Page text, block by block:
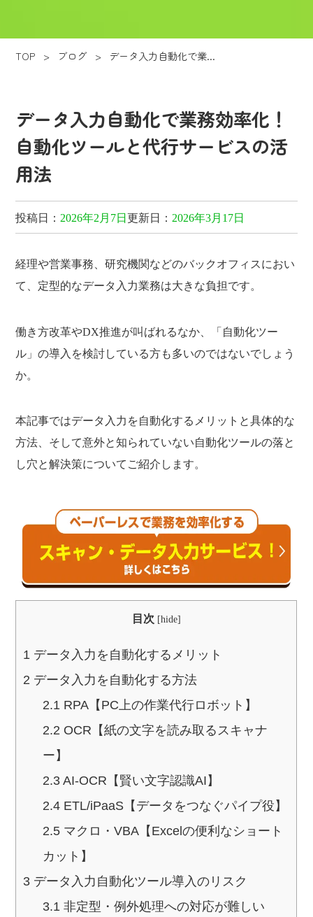
TOP > ブログ > データ入力自動化で業...
データ入力自動化で業務効率化！
自動化ツールと代行サービスの活
用法
投稿日： 2026年2月7日更新日： 2026年3月17日
経理や営業事務、研究機関などのバックオフィスにおい
て、定型的なデータ入力業務は大きな負担です。
働き方改革やDX推進が叫ばれるなか、「自動化ツー
ル」の導入を検討している方も多いのではないでしょう
か。
本記事ではデータ入力を自動化するメリットと具体的な
方法、そして意外と知られていない自動化ツールの落と
し穴と解決策についてご紹介します。
目次 [hide]
1 データ入力を自動化するメリット
2 データ入力を自動化する方法
2.1 RPA【PC上の作業代行ロボット】
2.2 OCR【紙の文字を読み取るスキャナ
ー】
2.3AI-OCR【賢い文字認識AI】
2.4ETL/iPaaS【データをつなぐパイプ役】
2.5マクロ・VBA【Excelの便利なショート
カット】
3 データ入力自動化ツール導入のリスク
3.1 非定型・例外処理への対応が難しい